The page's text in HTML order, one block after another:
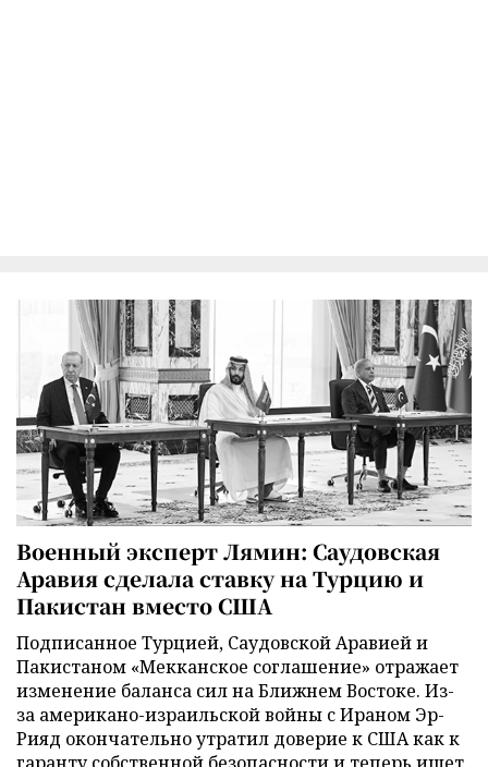
Военный эксперт Лямин: Саудовская
Аравия сделала ставку на Турцию и
Пакистан вместо США
Подписанное Турцией, Саудовской Аравией и
Пакистаном «Мекканское соглашение» отражает
изменение баланса сил на Ближнем Востоке. Из-
за американо-израильской войны с Ираном Эр-
Рияд окончательно утратил доверие к США как к